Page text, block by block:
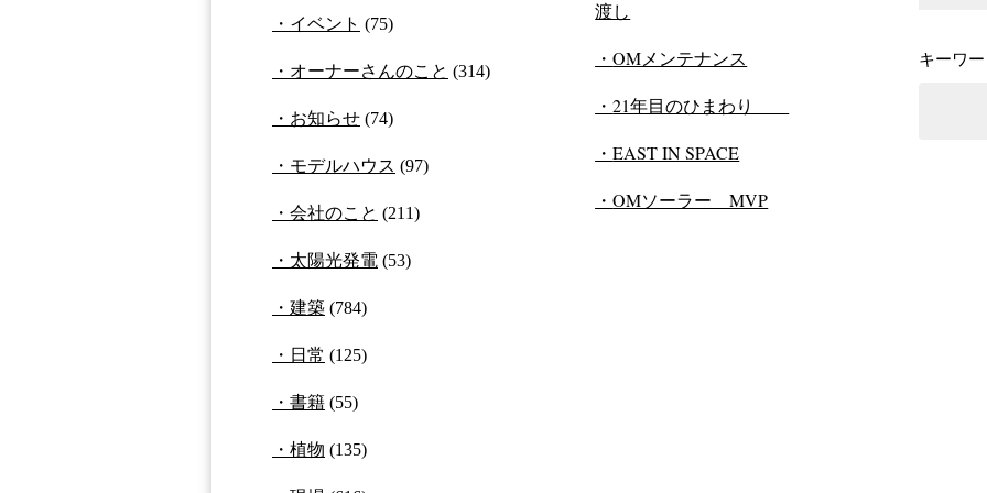
イベント (75)
オーナーさんのこと (314)
お知らせ (74)
モデルハウス (97)
会社のこと (211)
太陽光発電 (53)
建築 (784)
日常 (125)
書籍 (55)
植物 (135)
渡し
OMメンテナンス
21年目のひまわり
EAST IN SPACE
OMソーラー MVP
キーワ